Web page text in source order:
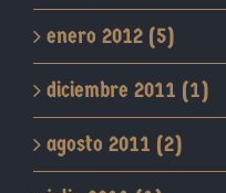
enero 2012 (5)
diciembre 2011 (1)
agosto 2011 (2)